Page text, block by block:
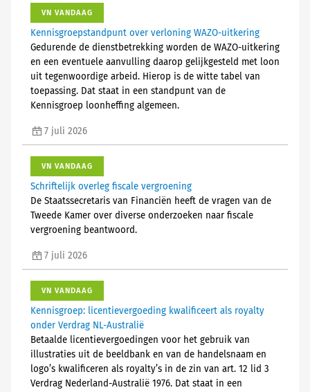
VN VANDAAG
Kennisgroepstandpunt over verloning WAZO-uitkering
Gedurende de dienstbetrekking worden de WAZO-uitkering
en een eventuele aanvulling daarop gelijkgesteld met loon
uit tegenwoordige arbeid. Hierop is de witte tabel van
toepassing. Dat staat in een standpunt van de
Kennisgroep loonheffing algemeen.
7 juli 2026
VN VANDAAG
Schriftelijk overleg fiscale vergroening
De Staatssecretaris van Financiën heeft de vragen van de
Tweede Kamer over diverse onderzoeken naar fiscale
vergroening beantwoord.
7 juli 2026
VN VANDAAG
Kennisgroep: licentievergoeding kwalificeert als royalty
onder Verdrag NL-Australië
Betaalde licentievergoedingen voor het gebruik van
illustraties uit de beeldbank en van de handelsnaam en
logo’s kwalificeren als royalty’s in de zin van art. 12 lid 3
Verdrag Nederland-Australië 1976. Dat staat in een